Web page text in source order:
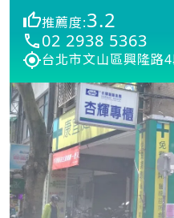
推薦度:3.2
02 2938 5363
台北市文山區興隆路